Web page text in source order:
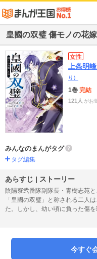
皇國の双璧 傷モノの花
女性
上条明峰
り）
1巻 完結
121人 がお
みんなのまんがタグ
タグ編集
あらすじ | ストーリー
陰陽寮弐番隊副隊長・青樹志苑
「皇國の双璧」と称される二人
た。しかし、幼い頃に負った傷
れ、非情にも最愛の志苑の許嫁
今すぐ